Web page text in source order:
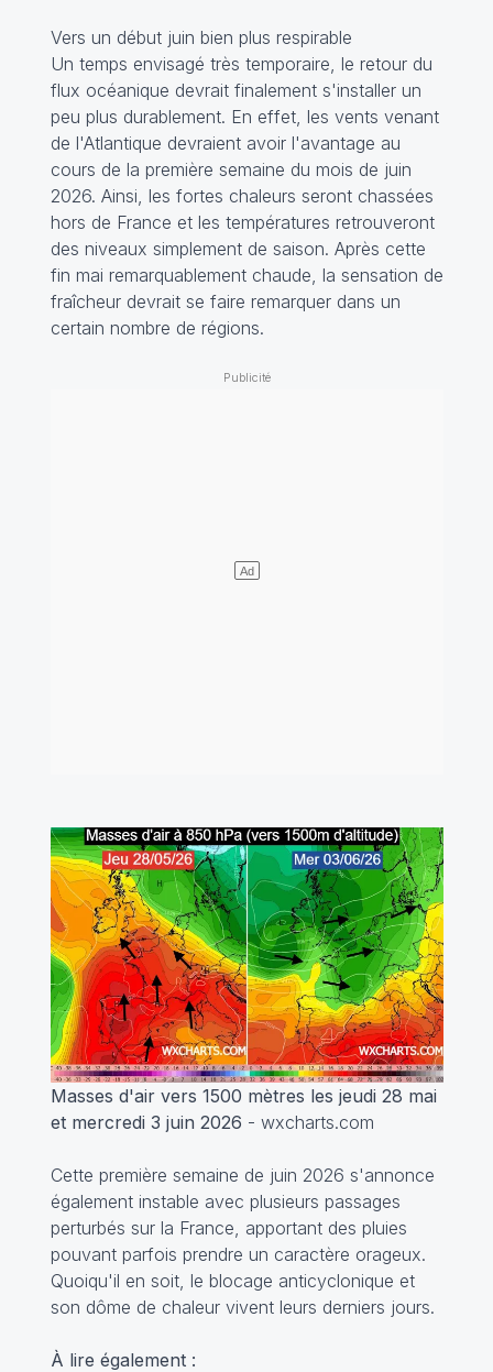
Vers un début juin bien plus respirable
Un temps envisagé très temporaire, le retour du
flux océanique devrait finalement s'installer un
peu plus durablement. En effet, les vents venant
de l'Atlantique devraient avoir l'avantage au
cours de la première semaine du mois de juin
2026. Ainsi, les fortes chaleurs seront chassées
hors de France et les températures retrouveront
des niveaux simplement de saison. Après cette
fin mai remarquablement chaude, la sensation de
fraîcheur devrait se faire remarquer dans un
certain nombre de régions.
Masses d'air vers 1500 mètres les jeudi 28 mai
et mercredi 3 juin 2026 - wxcharts.com
Cette première semaine de juin 2026 s'annonce
également instable avec plusieurs passages
perturbés sur la France, apportant des pluies
pouvant parfois prendre un caractère orageux.
Quoiqu'il en soit, le blocage anticyclonique et
son dôme de chaleur vivent leurs derniers jours.
À lire également :